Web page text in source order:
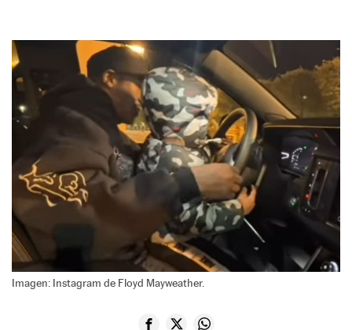
Imagen: Instagram de Floyd Mayweather.